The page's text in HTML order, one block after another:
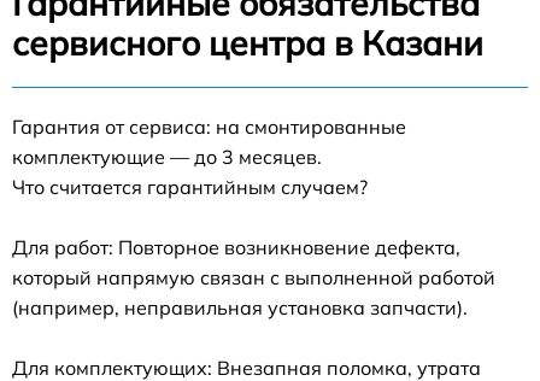
сервисного центра в Казани
Гарантия от сервиса: на смонтированные
комплектующие — до 3 месяцев.
Что считается гарантийным случаем?
Для работ: Повторное возникновение дефекта,
который напрямую связан с выполненной работой
(например, неправильная установка запчасти).
Для комплектующих: Внезапная поломка, утрата